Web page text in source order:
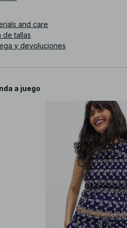
and care
de tallas
y devoluciones
a juego